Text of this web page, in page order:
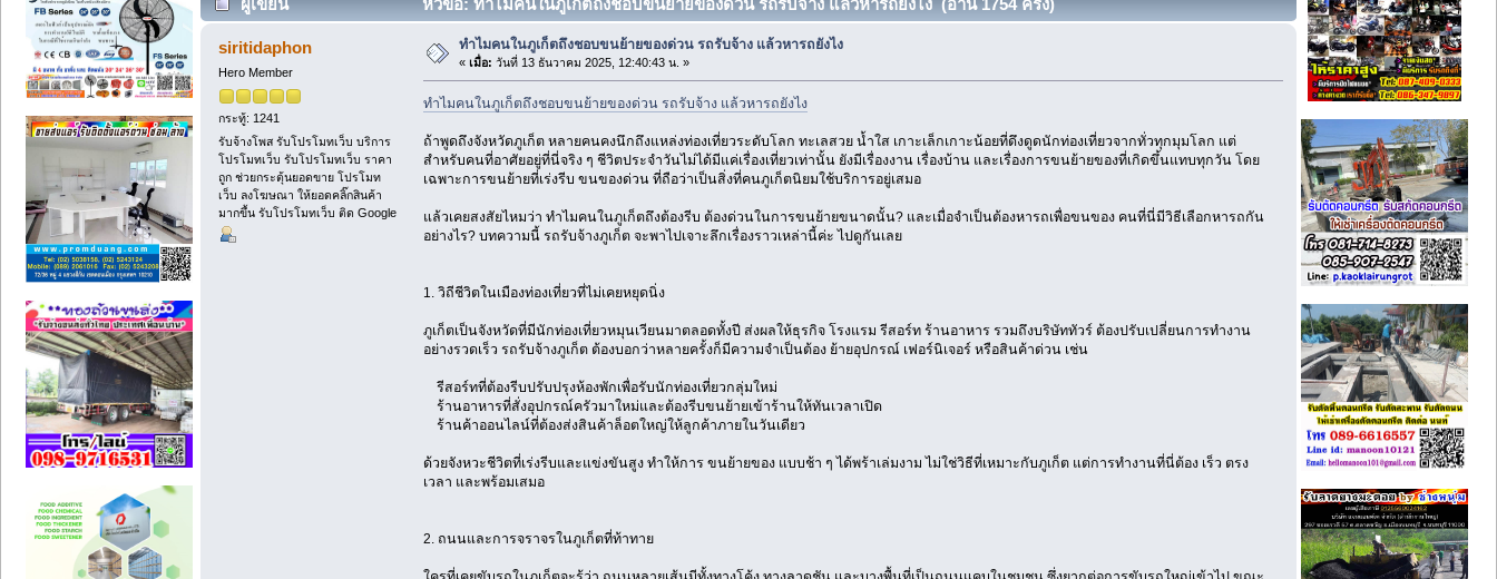
ผู้เขียน หัวข้อ: ทำไมคนในภูเก็ตถึงชอบขนย้ายของด่วน รถรับจ้าง แล้วหารถยังไง (อ่าน 1754 ครั้ง)
siritidaphon
Hero Member
กระทู้: 1241
รับจ้างโพส รับโปรโมทเว็บ บริการ
โปรโมทเว็บ รับโปรโมทเว็บ ราคา
ถูก ช่วยกระตุ้นยอดขาย โปรโมท
เว็บ ลงโฆษณา ให้ยอดคลิ๊กสินค้า
มากขึ้น รับโปรโมทเว็บ ติด Google
ทำไมคนในภูเก็ตถึงชอบขนย้ายของด่วน รถรับจ้าง แล้วหารถยังไง
« เมื่อ: วันที่ 13 ธันวาคม 2025, 12:40:43 น. »
ทำไมคนในภูเก็ตถึงชอบขนย้ายของด่วน รถรับจ้าง แล้วหารถยังไง
ถ้าพูดถึงจังหวัดภูเก็ต หลายคนคงนึกถึงแหล่งท่องเที่ยวระดับโลก ทะเลสวย น้ำใส เกาะเล็กเกาะน้อยที่ดึงดูดนักท่องเที่ยวจากทั่วทุกมุมโลก แต่
สำหรับคนที่อาศัยอยู่ที่นี่จริง ๆ ชีวิตประจำวันไม่ได้มีแค่เรื่องเที่ยวเท่านั้น ยังมีเรื่องงาน เรื่องบ้าน และเรื่องการขนย้ายของที่เกิดขึ้นแทบทุกวัน โดย
เฉพาะการขนย้ายที่เร่งรีบ ขนของด่วน ที่ถือว่าเป็นสิ่งที่คนภูเก็ตนิยมใช้บริการอยู่เสมอ
แล้วเคยสงสัยไหมว่า ทำไมคนในภูเก็ตถึงต้องรีบ ต้องด่วนในการขนย้ายขนาดนั้น? และเมื่อจำเป็นต้องหารถเพื่อขนของ คนที่นี่มีวิธีเลือกหารถกัน
อย่างไร? บทความนี้ รถรับจ้างภูเก็ต จะพาไปเจาะลึกเรื่องราวเหล่านี้ค่ะ ไปดูกันเลย
1. วิถีชีวิตในเมืองท่องเที่ยวที่ไม่เคยหยุดนิ่ง
ภูเก็ตเป็นจังหวัดที่มีนักท่องเที่ยวหมุนเวียนมาตลอดทั้งปี ส่งผลให้ธุรกิจ โรงแรม รีสอร์ท ร้านอาหาร รวมถึงบริษัททัวร์ ต้องปรับเปลี่ยนการทำงาน
อย่างรวดเร็ว รถรับจ้างภูเก็ต ต้องบอกว่าหลายครั้งก็มีความจำเป็นต้อง ย้ายอุปกรณ์ เฟอร์นิเจอร์ หรือสินค้าด่วน เช่น
รีสอร์ทที่ต้องรีบปรับปรุงห้องพักเพื่อรับนักท่องเที่ยวกลุ่มใหม่
ร้านอาหารที่สั่งอุปกรณ์ครัวมาใหม่และต้องรีบขนย้ายเข้าร้านให้ทันเวลาเปิด
ร้านค้าออนไลน์ที่ต้องส่งสินค้าล็อตใหญ่ให้ลูกค้าภายในวันเดียว
ด้วยจังหวะชีวิตที่เร่งรีบและแข่งขันสูง ทำให้การ ขนย้ายของ แบบช้า ๆ ได้พร้าเล่มงาม ไม่ใช่วิธีที่เหมาะกับภูเก็ต แต่การทำงานที่นี่ต้อง เร็ว ตรง
เวลา และพร้อมเสมอ
2. ถนนและการจราจรในภูเก็ตที่ท้าทาย